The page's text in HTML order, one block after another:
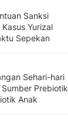
Sanksi
Yurizal
Sepekan
Sehari-hari
Prebiotik
Anak